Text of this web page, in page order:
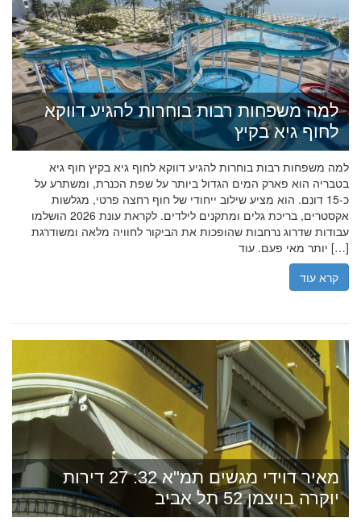
למה משפחות רבות בוחרות להגיע דווקא
לחוף גיא בקיץ
למה משפחות רבות בוחרות להגיע דווקא לחוף גיא בקיץ חוף גיא
בטבריה הוא פארק המים הגדול ביותר על שפת הכנרת, ומשתרע על
כ-15 דונם. הוא מציע שילוב ייחודי של חוף רחצה פרטי, מגלשות
אקסטרים, בריכת גלים ומתקנים לילדים. לקראת עונת 2026 הושלמו
עבודות שדרוג נרחבות שהופכות את הביקור לחוויה מלאה ומשודרגת
יותר מאי פעם. עוד […]
קרא עוד
מאיר דוידי מגשים תמ"א 32: 27 דירות
יוקרה בויצמן 52 תל אביב